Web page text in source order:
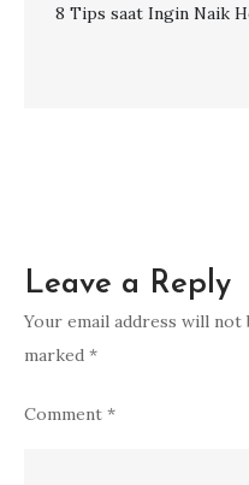
DI
8 Tips saat Ingin Naik
Leave a Reply
Your email address will not
marked *
Comment *